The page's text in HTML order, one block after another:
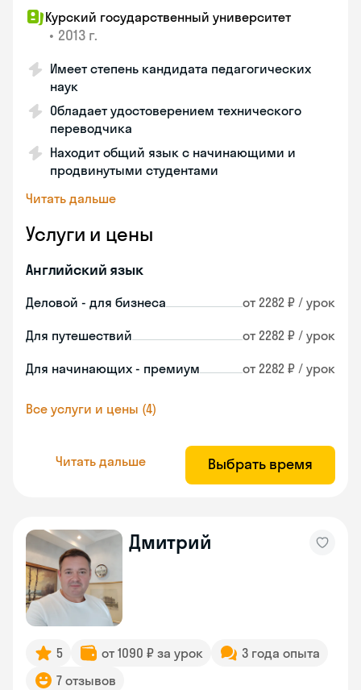
Курский государственный университет
• 2013 г.
Имеет степень кандидата педагогических
наук
Обладает удостоверением технического
переводчика
Находит общий язык с начинающими и
продвинутыми студентами
Читать дальше
Услуги и цены
Английский язык
Деловой - для бизнеса от 2282 ₽ / урок
Для путешествий от 2282 ₽ / урок
Для начинающих - премиум от 2282 ₽ / урок
Все услуги и цены (4)
Читать дальше Выбрать время
Дмитрий
5 от 1090 ₽ за урок
3 года опыта
7 отзывов